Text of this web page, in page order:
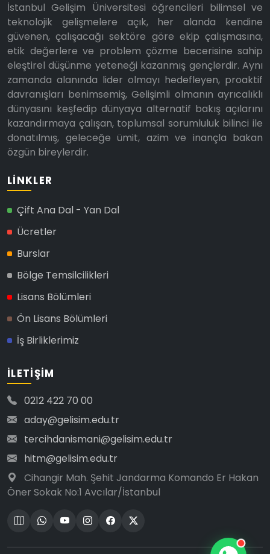
İstanbul Gelişim Üniversitesi öğrencileri bilimsel ve
teknolojik gelişmelere açık, her alanda kendine
güvenen, çalışacağı sektöre göre ekip çalışmasına,
etik değerlere ve problem çözme becerisine sahip
eleştirel düşünme yeteneği kazanmış gençlerdir. Aynı
zamanda alanında lider olmayı hedefleyen, proaktif
davranışları benimsemiş, Gelişimli olmanın ayrıcalıklı
dünyasını keşfedip dünyaya alternatif bakış açılarını
kazandırmaya çalışan, toplumsal sorumluluk bilinci ile
donatılmış, geleceğe ümit, azim ve inançla bakan
özgün bireylerdir.
LINKLER
Çift Ana Dal - Yan Dal
Ücretler
Burslar
Bölge Temsilcilikleri
Lisans Bölümleri
Ön Lisans Bölümleri
İş Birliklerimiz
İLETIŞIM
0212 422 70 00
aday@gelisim.edu.tr
tercihdanismani@gelisim.edu.tr
hitm@gelisim.edu.tr
Cihangir Mah. Şehit Jandarma Komando Er Hakan
Öner Sokak No:1 Avcılar/İstanbul